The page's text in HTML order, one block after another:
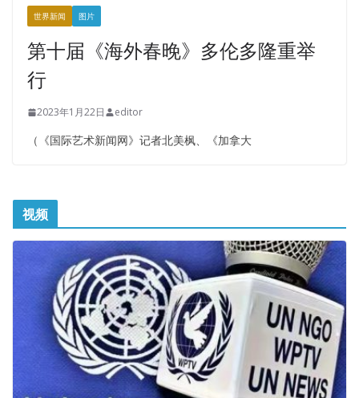
世界新闻 图片
第十届《海外春晚》多伦多隆重举
行
2023年1月22日 editor
（《国际艺术新闻网》记者北美枫、《加拿大
视频